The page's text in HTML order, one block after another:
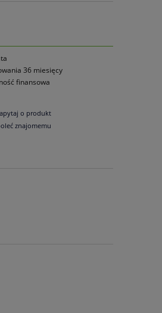
36 miesięcy
finansowa
o produkt
znajomemu